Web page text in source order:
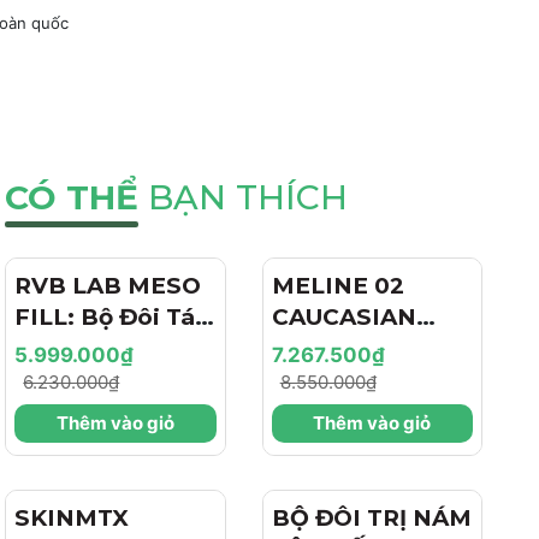
quốc
CÓ THỂ BẠN THÍCH
- 4%
RVB LAB MESO
FILL: Bộ Đôi Tái
Tạo & Nâng Cơ
Chuyên Sâu -
Hiệu Ứng "Filler
+ Botox Like"
Hóa
5.999.000₫
6.230.000₫
Thêm vào giỏ
MELINE 02
CAUCASIAN
SKIN
DAY/NIGHT / BỘ
ĐÔI TRỊ NÁM
NGÀY/ĐÊM,
HÓA VÀ CĂNG
7.267.500₫
8.550.000₫
Thêm vào giỏ
SKINMTX
BỘ ĐÔI TRỊ NÁM